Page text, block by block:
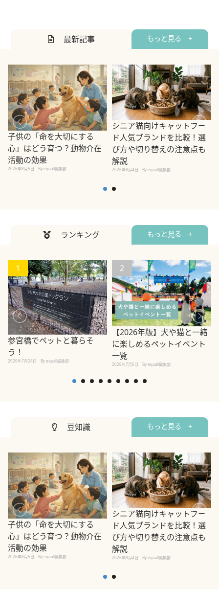
最新記事 もっと見る +
子供の「命を大切にする
心」はどう育つ？動物介在
活動の効果
2026年8月5日 By equall編集部
シニア猫向けキャットフー
ド人気ブランドを比較！選
び方や切り替えの注意点も
解説
2026年8月4日 By equall編集部
ランキング もっと見る +
1
参宮橋でペットと暮らそ
う！
2020年7月24日 By equall編集部
2
【2026年版】犬や猫と一緒
に楽しめるペットイベント
一覧
2026年7月5日 By equall編集部
豆知識 もっと見る +
子供の「命を大切にする
心」はどう育つ？動物介在
活動の効果
2026年8月5日 By equall編集部
シニア猫向けキャットフー
ド人気ブランドを比較！選
び方や切り替えの注意点も
解説
2026年8月4日 By equall編集部